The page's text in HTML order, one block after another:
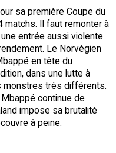
sa première Coupe du
matchs. Il faut remonter à
entrée aussi violente
Le Norvégien
en tête du
dans une lutte à
monstres très différents.
continue de
impose sa brutalité
à peine.